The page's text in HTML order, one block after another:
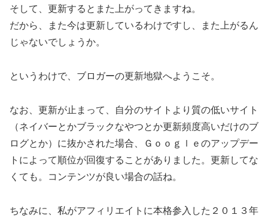
そして、更新するとまた上がってきますね。
だから、また今は更新しているわけですし、また上がるん
じゃないでしょうか。
というわけで、ブロガーの更新地獄へようこそ。
なお、更新が止まって、自分のサイトより質の低いサイト
（ネイバーとかブラックなやつとか更新頻度高いだけのブ
ログとか）に抜かされた場合、Ｇｏｏｇｌｅのアップデー
トによって順位が回復することがありました。更新してな
くても。コンテンツが良い場合の話ね。
ちなみに、私がアフィリエイトに本格参入した２０１３年